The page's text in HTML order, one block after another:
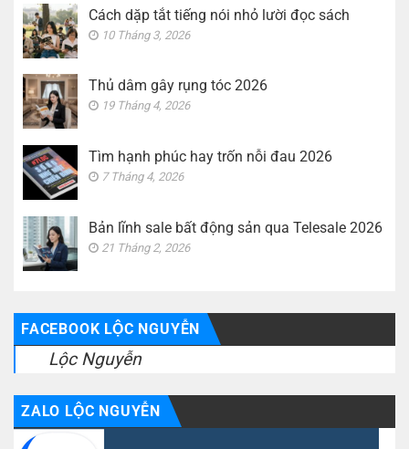
Cách dặp tắt tiếng nói nhỏ lười đọc sách
10 Tháng 3, 2026
Thủ dâm gây rụng tóc 2026
19 Tháng 4, 2026
Tìm hạnh phúc hay trốn nỗi đau 2026
7 Tháng 4, 2026
Bản lĩnh sale bất động sản qua Telesale 2026
21 Tháng 2, 2026
FACEBOOK LỘC NGUYỄN
Lộc Nguyễn
ZALO LỘC NGUYỄN